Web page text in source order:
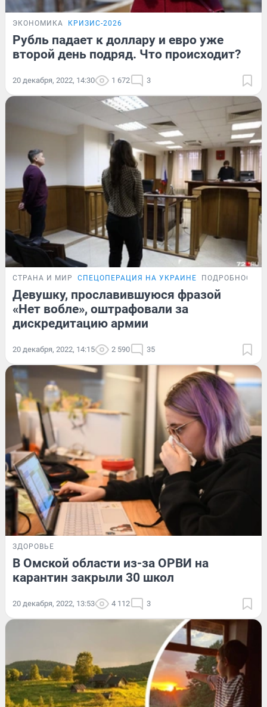
ЭКОНОМИКА КРИЗИС-2026
Рубль падает к доллару и евро уже
второй день подряд. Что происходит?
20 декабря, 2022, 14:30 1 672 3
СТРАНА И МИР СПЕЦОПЕРАЦИЯ НА УКРАИНЕ ПОДРОБНОСТИ
Девушку, прославившуюся фразой
«Нет вобле», оштрафовали за
дискредитацию армии
20 декабря, 2022, 14:15 2 590 35
ЗДОРОВЬЕ
В Омской области из-за ОРВИ на
карантин закрыли 30 школ
20 декабря, 2022, 13:53 4 112 3